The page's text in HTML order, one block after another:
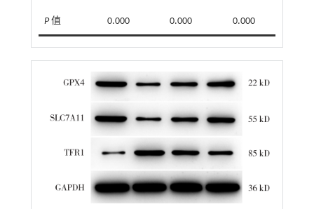
P值 0.000 0.000 0.000